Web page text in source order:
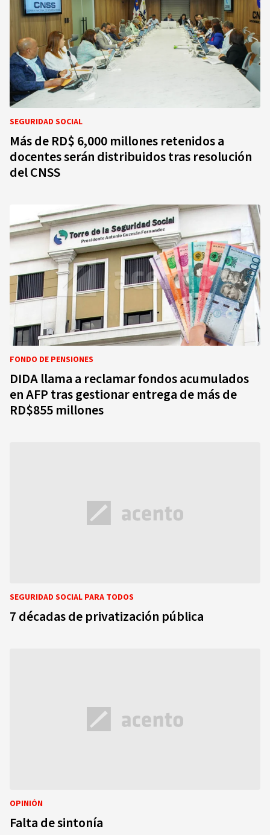
SEGURIDAD SOCIAL
Más de RD$ 6,000 millones retenidos a
docentes serán distribuidos tras resolución
del CNSS
FONDO DE PENSIONES
DIDA llama a reclamar fondos acumulados
en AFP tras gestionar entrega de más de
RD$855 millones
SEGURIDAD SOCIAL PARA TODOS
7 décadas de privatización pública
OPINIÓN
Falta de sintonía